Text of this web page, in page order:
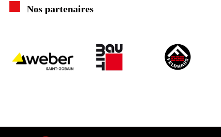
Nos partenaires